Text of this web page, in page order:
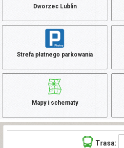
Dworzec Lublin
Strefa płatnego parkowania
Mapy i schematy
Trasa: